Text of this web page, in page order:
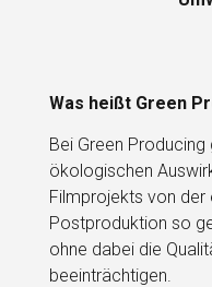
Was heißt Green
Bei Green
ökologischen
Filmprojekts von der
Postproduktion so
ohne dabei die
beeinträchtigen.